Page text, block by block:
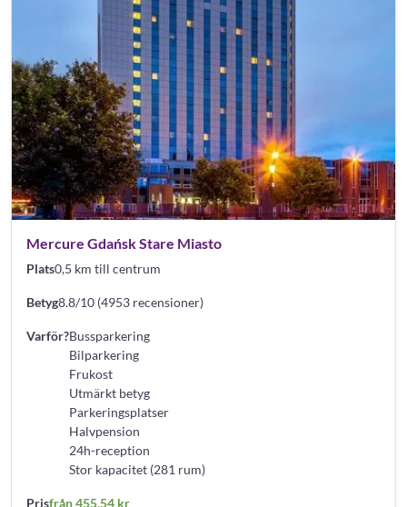
Mercure Gdańsk Stare Miasto
Plats0,5 km till centrum
Betyg8.8/10 (4953 recensioner)
Varför?Bussparkering
Bilparkering
Frukost
Utmärkt betyg
Parkeringsplatser
Halvpension
24h-reception
Stor kapacitet (281 rum)
Prisfrån 455,54 kr